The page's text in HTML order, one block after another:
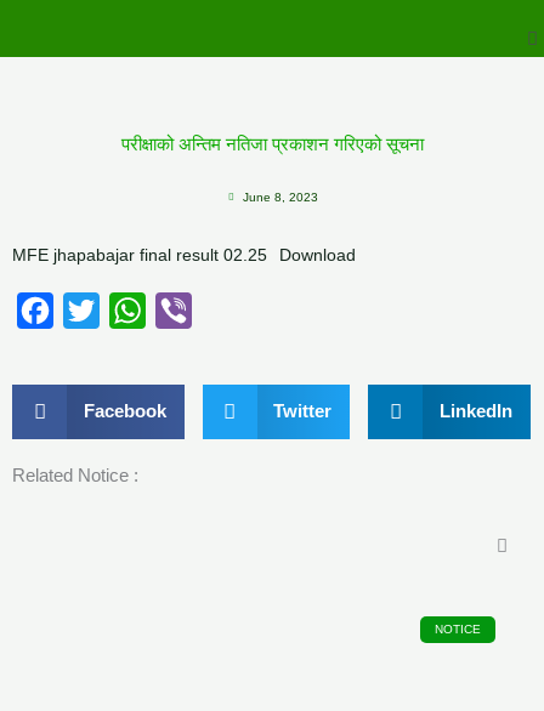
content
परीक्षाको अन्तिम नतिजा प्रकाशन गरिएको सूचना
June 8, 2023
MFE jhapabajar final result 02.25 Download
Facebook
Twitter WhatsApp
Facebook Twitter LinkedIn
Related Notice :
NOTICE